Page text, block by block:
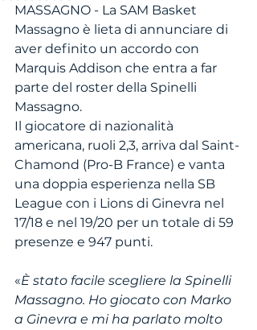
MASSAGNO - La SAM Basket
Massagno è lieta di annunciare di
aver definito un accordo con
Marquis Addison che entra a far
parte del roster della Spinelli
Massagno.
Il giocatore di nazionalità
americana, ruoli 2,3, arriva dal Saint-
Chamond (Pro-B France) e vanta
una doppia esperienza nella SB
League con i Lions di Ginevra nel
17/18 e nel 19/20 per un totale di 59
presenze e 947 punti.
«È stato facile scegliere la Spinelli
Massagno. Ho giocato con Marko
a Ginevra e mi ha parlato molto